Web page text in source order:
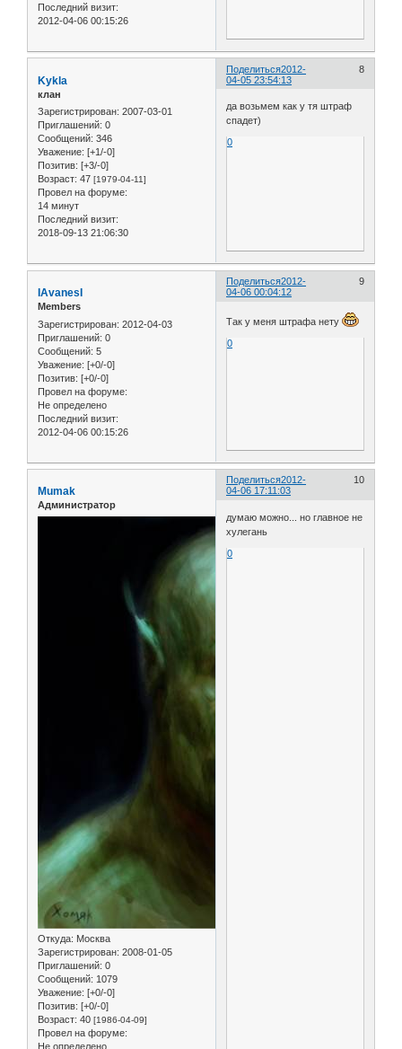
Последний визит:
2012-04-06 00:15:26
Поделиться 8
2012-
04-05 23:54:13
Kykla
клан
Зарегистрирован: 2007-03-01
Приглашений: 0
Сообщений: 346
Уважение: [+1/-0]
Позитив: [+3/-0]
Возраст: 47 [1979-04-11]
Провел на форуме:
14 минут
Последний визит:
2018-09-13 21:06:30
да возьмем как у тя штраф
спадет)
0
Поделиться 9
2012-
04-06 00:04:12
IAvanesI
Members
Зарегистрирован: 2012-04-03
Приглашений: 0
Сообщений: 5
Уважение: [+0/-0]
Позитив: [+0/-0]
Провел на форуме:
Не определено
Последний визит:
2012-04-06 00:15:26
Так у меня штрафа нету
0
Поделиться 10
2012-
04-06 17:11:03
Mumak
Администратор
Откуда: Москва
Зарегистрирован: 2008-01-05
Приглашений: 0
Сообщений: 1079
Уважение: [+0/-0]
Позитив: [+0/-0]
Возраст: 40 [1986-04-09]
Провел на форуме:
Не определено
думаю можно... но главное не
хулегань
0